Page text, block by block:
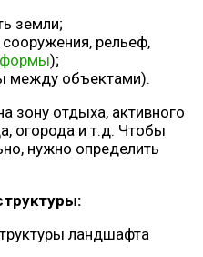
земли;
рельеф,
формы);
между объектами).
зону отдыха, активного
огорода и т.д. Чтобы
нужно определить